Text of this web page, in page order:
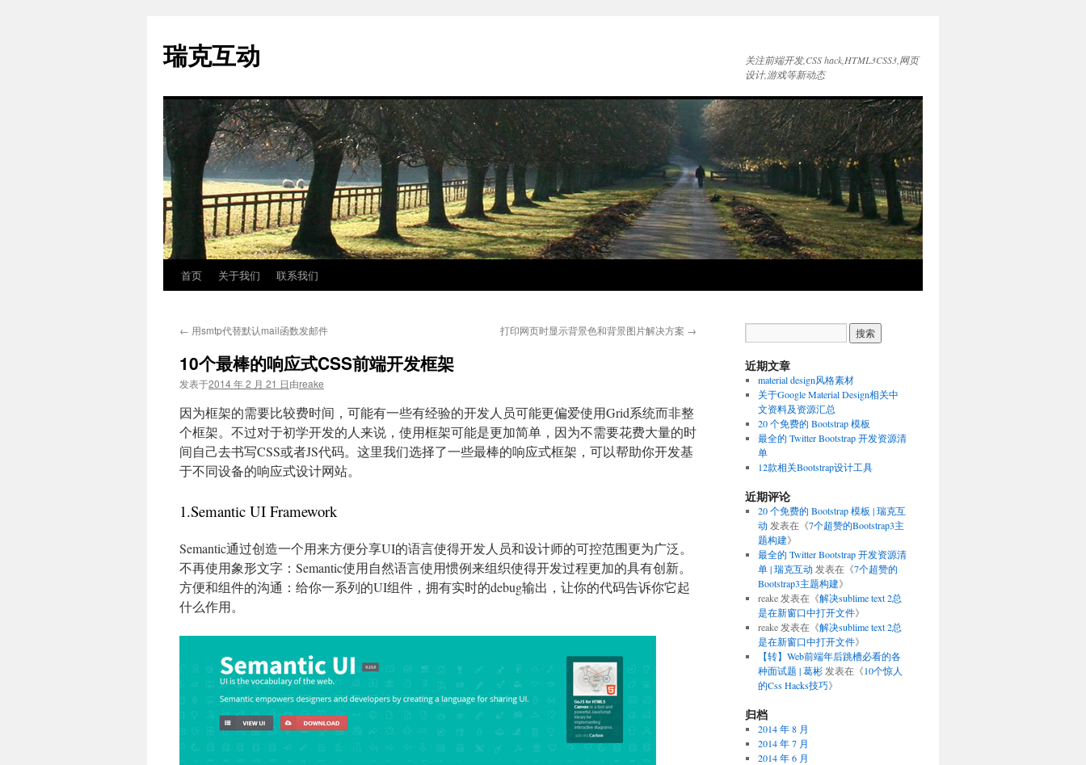
瑞克互动
关注前端开发,CSS hack,HTML3CSS3,网页
设计,游戏等新动态
首页 关于我们 联系我们
← 用smtp代替默认mail函数发邮件 打印网页时显示背景色和背景图片解决方案 →
10个最棒的响应式CSS前端开发框架
发表于2014 年 2 月 21 日由reake
因为框架的需要比较费时间，可能有一些有经验的开发人员可能更偏爱使用Grid系统而非整
个框架。不过对于初学开发的人来说，使用框架可能是更加简单，因为不需要花费大量的时
间自己去书写CSS或者JS代码。这里我们选择了一些最棒的响应式框架，可以帮助你开发基
于不同设备的响应式设计网站。
1.Semantic UI Framework
Semantic通过创造一个用来方便分享UI的语言使得开发人员和设计师的可控范围更为广泛。
不再使用象形文字：Semantic使用自然语言使用惯例来组织使得开发过程更加的具有创新。
方便和组件的沟通：给你一系列的UI组件，拥有实时的debug输出，让你的代码告诉你它起
什么作用。
近期文章
material design风格素材
关于Google Material Design相关中
文资料及资源汇总
20 个免费的 Bootstrap 模板
最全的 Twitter Bootstrap 开发资源清
单
12款相关Bootstrap设计工具
近期评论
20 个免费的 Bootstrap 模板 | 瑞克互
动 发表在《7个超赞的Bootstrap3主
题构建》
最全的 Twitter Bootstrap 开发资源清
单 | 瑞克互动 发表在《7个超赞的
Bootstrap3主题构建》
reake发表在《解决sublime text 2总
是在新窗口中打开文件》
reake发表在《解决sublime text 2总
是在新窗口中打开文件》
【转】Web前端年后跳槽必看的各
种面试题 | 葛彬发表在《10个惊人
的Css Hacks技巧》
归档
2014 年 8 月
2014 年 7 月
2014 年 6 月